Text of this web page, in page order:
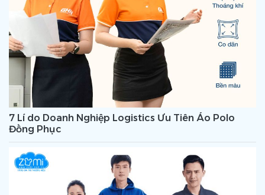
7 Lí do Doanh Nghiệp Logistics Ưu Tiên Áo Polo
Đồng Phục